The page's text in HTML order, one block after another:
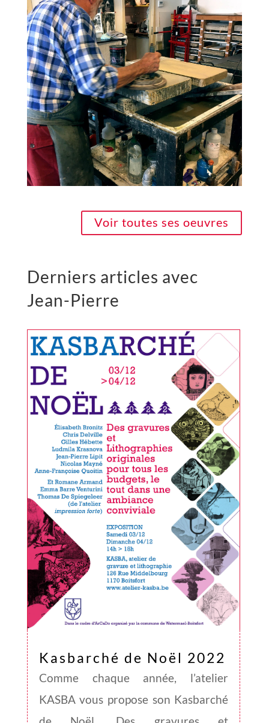
Voir toutes ses oeuvres
Derniers articles avec
Jean-Pierre
Kasbarché de Noël 2022
Comme chaque année, l’atelier
KASBA vous propose son Kasbarché